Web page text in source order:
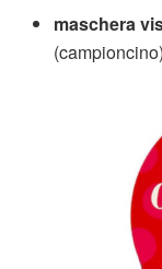
maschera